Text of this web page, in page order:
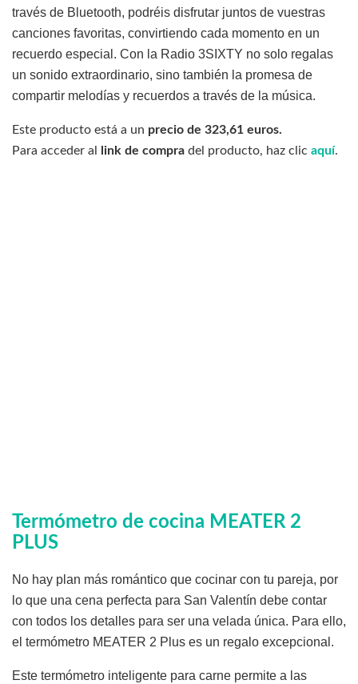
través de Bluetooth, podréis disfrutar juntos de vuestras
canciones favoritas, convirtiendo cada momento en un
recuerdo especial. Con la Radio 3SIXTY no solo regalas
un sonido extraordinario, sino también la promesa de
compartir melodías y recuerdos a través de la música.
Este producto está a un precio de 323,61 euros.
Para acceder al
link de compra del producto, haz clic aquí.
Termómetro de cocina MEATER 2
PLUS
No hay plan más romántico que cocinar con tu pareja, por
lo que una cena perfecta para San Valentín debe contar
con todos los detalles para ser una velada única. Para ello,
el termómetro MEATER 2 Plus es un regalo excepcional.
Este termómetro inteligente para carne permite a las